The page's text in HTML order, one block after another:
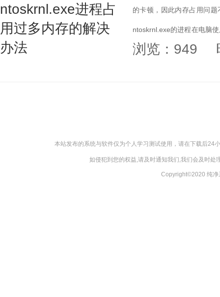
的卡顿，因此内存占用问
ntoskrnl.exe的进程在电脑
给大家带来Win10
浏览：949
本站发布的系统与软件仅为个人学习测试使用，请在下载后24
如侵犯到您的权益,请及时通知我们,我们会及时
Copyright©2020 纯净